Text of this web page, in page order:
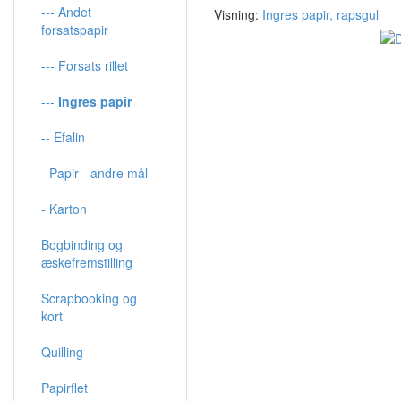
Visning: Ingres papir, rapsgul
--- Andet
forsatspapir
--- Forsats rillet
--- Ingres papir
-- Efalin
- Papir - andre mål
- Karton
Bogbinding og
æskefremstilling
Scrapbooking og
kort
Quilling
Papirflet